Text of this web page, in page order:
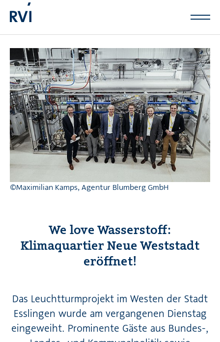
©Maximilian Kamps, Agentur Blumberg GmbH
We love Wasserstoff:
Klimaquartier Neue Weststadt
eröffnet!
Das Leuchtturmprojekt im Westen der Stadt
Esslingen wurde am vergangenen Dienstag
eingeweiht. Prominente Gäste aus Bundes-,